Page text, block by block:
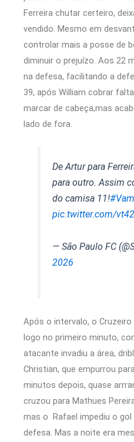
Ferreira chutar certeiro,
vendido. Mesmo em
controlar mais a posse de
diminuir o prejuízo. Aos 22
na defesa, facilitando a
39, após William cobrar
marcar de cabeça,mas
lado de fora.
De Artur para
para outro. Assim
do camisa 11!
pic.twitter.com/
— São Paulo FC
2026
Após o intervalo, o
logo no primeiro minuto,
atacante invadiu a área,
Christian, que empurrou
minutos depois, quase
cruzou para Mathues
mas o Rafael impediu o
defesa. Mas a noite era